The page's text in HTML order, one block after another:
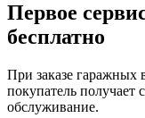
Первое
бесплатно
При заказе гаражных
покупатель получает
обслуживание.